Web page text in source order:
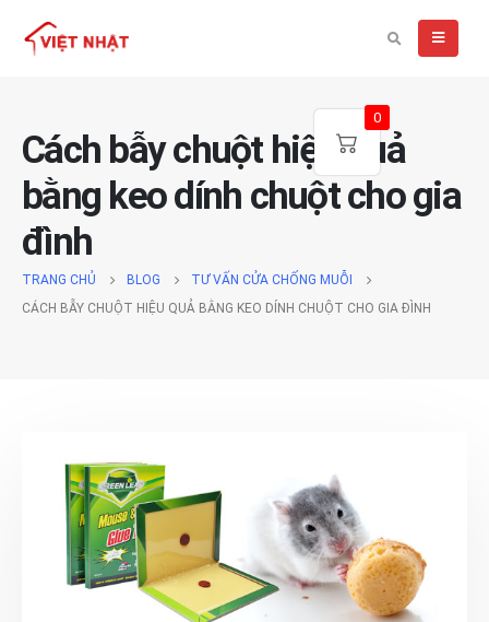
Cách bẫy chuột hiệu quả
bằng keo dính chuột cho gia
đình
TRANG CHỦ BLOG
TƯ VẤN CỬA CHỐNG MUỖI
CÁCH BẪY CHUỘT HIỆU QUẢ BẰNG KEO DÍNH CHUỘT CHO GIA ĐÌNH
0